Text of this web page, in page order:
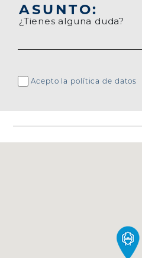
ASUNTO:
¿Tienes alguna duda?
Acepto la política de datos